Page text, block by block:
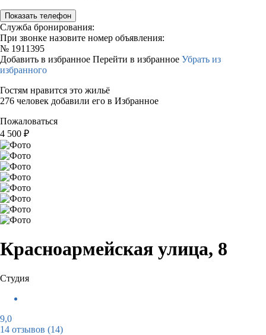
Показать телефон
Служба бронирования:
При звонке назовите номер объявления:
№ 1911395
Добавить в избранное Перейти в избранное Убрать из
избранного
Гостям нравится это жильё
276 человек добавили его в Избранное
Пожаловаться
4 500 ₽
Красноармейская улица, 8
Студия
9,0
14 отзывов (14)